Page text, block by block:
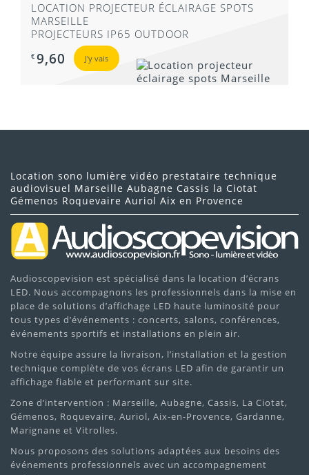
LOCATION PROJECTEUR ÉCLAIRAGE SPOTS
MARSEILLE
PROJECTEURS IP65 OUTDOOR
€ 9,60 J'y vais
Location sono lumière vidéo prestataire technique
audiovisuel Marseille Aubagne Cassis la Ciotat
Gémenos Roquevaire Auriol Aix en Provence
Audioscopevision est spécialisé dans la location d’écrans
LED. Nous accompagnons les professionnels dans la mise en
place de solutions d’affichage LED haute luminosité pour
tous types d’événements : concerts, salons, conférences,
événements sportifs et installations en plein air.
Notre équipe assure la livraison, l’installation et la gestion
technique complète de vos écrans LED afin de garantir un
affichage fiable et performant sur site.
Zone d’intervention : Marseille, Aubagne, Cassis, La Ciotat,
Gémenos, Roquevaire, Auriol, Aix-en-Provence, Gardanne,
Marignane et Vitrolles.
Nous proposons des solutions adaptées aux besoins des
événements professionnels avec un accompagnement